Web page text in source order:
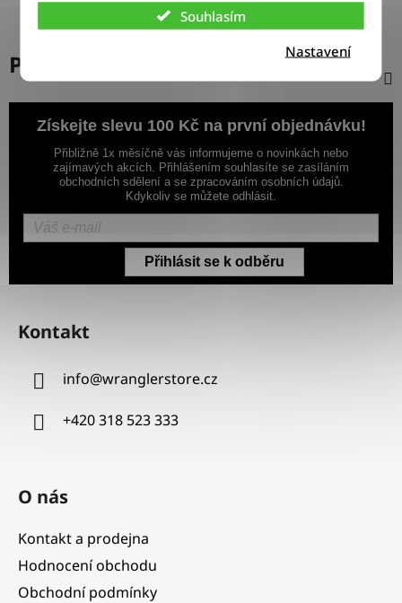
Souhlasím
Nastavení
Popis
Získejte slevu 100 Kč na první objednávku!
Přibližně 1x měsíčně vás informujeme o novinkách nebo
zajímavých akcích. Přihlášením souhlasíte se zasíláním
obchodních sdělení a se zpracováním osobních údajů.
Kdykoliv se můžete odhlásit.
Přihlásit se k odběru
Z
Kontakt
info@wranglerstore.cz
+420 318 523 333
O nás
Kontakt a prodejna
Hodnocení obchodu
Obchodní podmínky